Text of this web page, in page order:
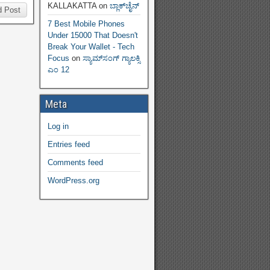
Post KALLAKATTAon ಬ್ಲಾಕ್‌ಚೈನ್‌
7 Best Mobile Phones
Under 15000 That Doesn't
Break Your Wallet - Tech
Focus on ಸ್ಯಾಮ್‌ಸಂಗ್ ಗ್ಯಾಲಕ್ಸಿ
ಎಂ 12
Meta
Log in
Entries feed
Comments feed
WordPress.org